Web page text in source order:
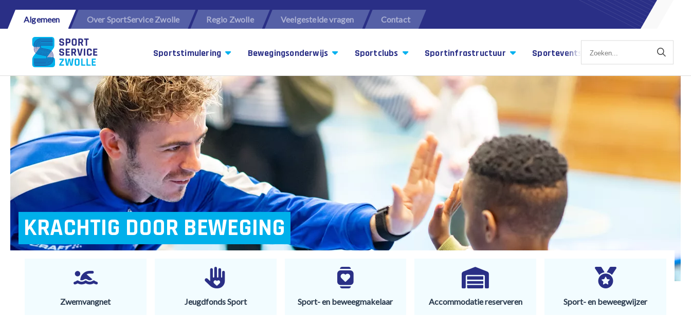
Algemeen Over SportService Zwolle Regio Zwolle Veelgestelde vragen Contact
Sportstimulering Bewegingsonderwijs Sportclubs Sportinfrastructuur Sportevents Sportagenda
KRACHTIG DOOR BEWEGING
Zwemvangnet Jeugdfonds Sport Sport- en beweegmakelaar Accommodatie reserveren Sport- en beweegwijzer